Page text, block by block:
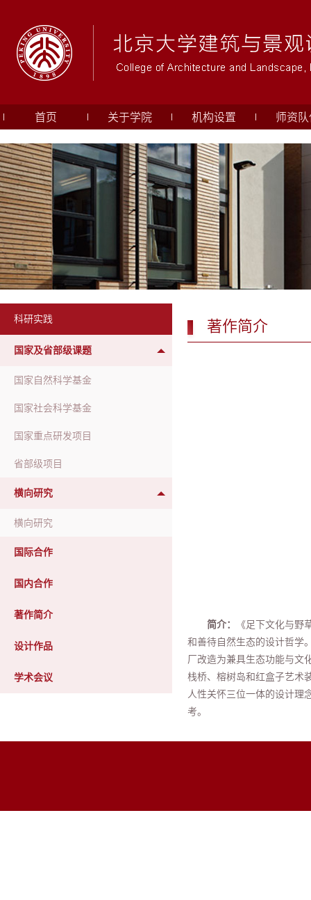
首页 关于学院 机构设置 师资队
科研实践
国家及省部级课题
国家自然科学基金
国家社会科学基金
国家重点研发项目
省部级项目
横向研究
横向研究
国际合作
国内合作
著作简介
设计作品
学术会议
著作简介
简介：
《足下文化与
和善待自然生态的设计哲学
厂改造为兼具生态功能与文
栈桥、榕树岛和红盒子艺术
人性关怀三位一体的设计理
考。